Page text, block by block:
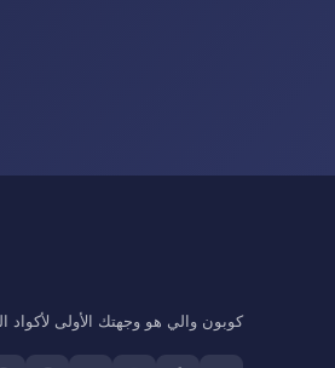
كوبون والي هو وجهتك الأولى لأكواد